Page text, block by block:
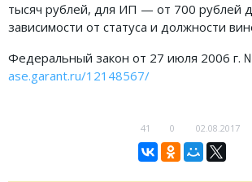
тысяч рублей, для ИП — от 700 рублей
зависимости от статуса и должности
Федеральный закон от 27 июля 2006 г.
ase.garant.ru/12148567/
41 0 02.08.2017
ДОКУМЕНТЫ
ВИДЕО
ЮРИДИЧЕСКИЙ ФОРУМ